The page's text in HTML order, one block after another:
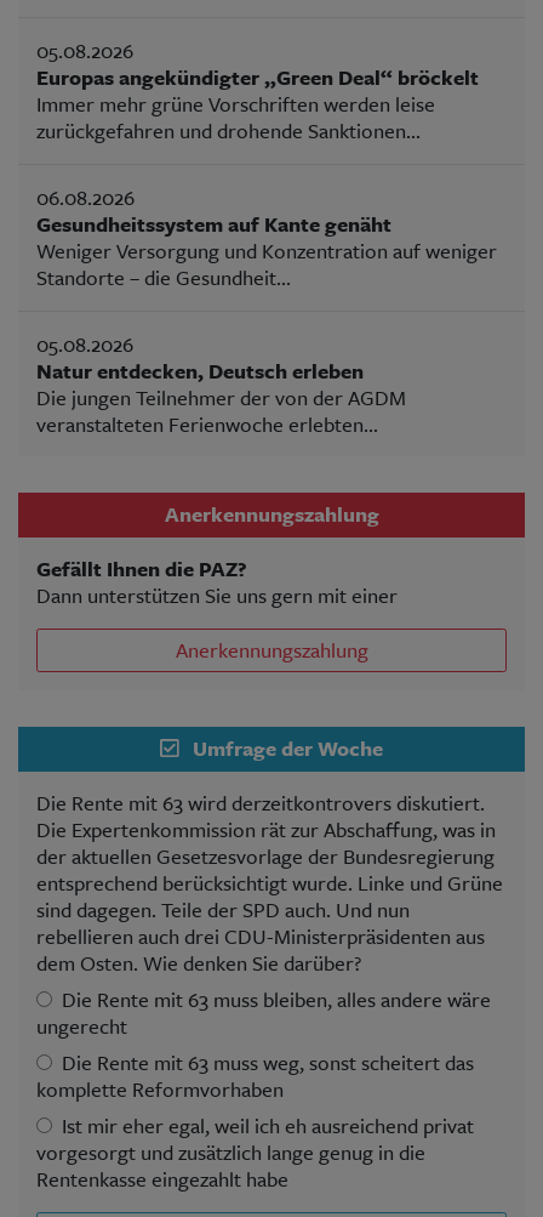
05.08.2026
Europas angekündigter „Green Deal“ bröckelt
Immer mehr grüne Vorschriften werden leise
zurückgefahren und drohende Sanktionen...
06.08.2026
Gesundheitssystem auf Kante genäht
Weniger Versorgung und Konzentration auf weniger
Standorte – die Gesundheit...
05.08.2026
Natur entdecken, Deutsch erleben
Die jungen Teilnehmer der von der AGDM
veranstalteten Ferienwoche erlebten...
Anerkennungszahlung
Gefällt Ihnen die PAZ?
Dann unterstützen Sie uns gern mit einer
Anerkennungszahlung
Umfrage der Woche
Die Rente mit 63 wird derzeitkontrovers diskutiert.
Die Expertenkommission rät zur Abschaffung, was in
der aktuellen Gesetzesvorlage der Bundesregierung
entsprechend berücksichtigt wurde. Linke und Grüne
sind dagegen. Teile der SPD auch. Und nun
rebellieren auch drei CDU-Ministerpräsidenten aus
dem Osten. Wie denken Sie darüber?
Die Rente mit 63 muss bleiben, alles andere wäre
ungerecht
Die Rente mit 63 muss weg, sonst scheitert das
komplette Reformvorhaben
Ist mir eher egal, weil ich eh ausreichend privat
vorgesorgt und zusätzlich lange genug in die
Rentenkasse eingezahlt habe